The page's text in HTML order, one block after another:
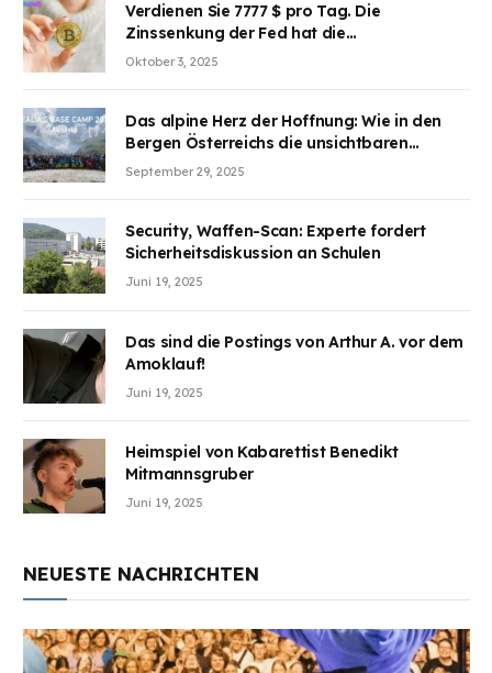
Verdienen Sie 7777 $ pro Tag. Die
Zinssenkung der Fed hat die
Aufmerksamkeit des Marktes erregt.
Oktober 3, 2025
Das alpine Herz der Hoffnung: Wie in den
Bergen Österreichs die unsichtbaren
Wunden des Kriegesheilen
September 29, 2025
Security, Waffen-Scan: Experte fordert
Sicherheitsdiskussion an Schulen
Juni 19, 2025
Das sind die Postings von Arthur A. vor dem
Amoklauf!
Juni 19, 2025
Heimspiel von Kabarettist Benedikt
Mitmannsgruber
Juni 19, 2025
NEUESTE NACHRICHTEN